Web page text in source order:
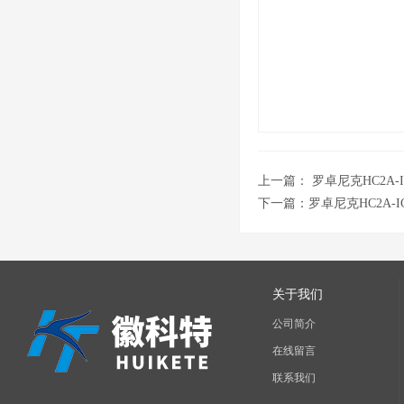
上一篇： 罗卓尼克
下一篇： 罗卓尼克HC2A-
关于我们
公司简介
在线留言
联系我们